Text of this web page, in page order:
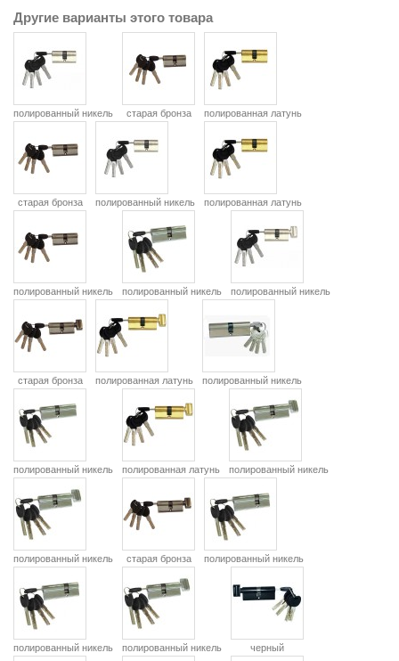
Другие варианты этого товара
полированный никель старая бронза полированная латунь
старая бронза полированный никель полированная латунь
полированный никель полированный никель полированный никель
старая бронза полированная латунь полированный никель
полированный никель полированная латунь полированный никель
полированный никель старая бронза полированный никель
полированный никель полированный никель черный